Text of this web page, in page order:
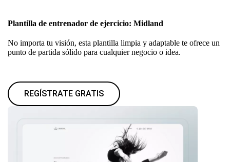
Plantilla de entrenador de ejercicio: Midland
No importa tu visión, esta plantilla limpia y adaptable te ofrece un
punto de partida sólido para cualquier negocio o idea.
REGÍSTRATE GRATIS